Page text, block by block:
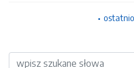
Wyszukiwarka